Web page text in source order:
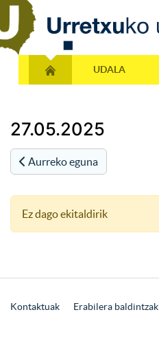
UDALA
27.05.2025
Aurreko eguna
Ez dago ekitaldirik
Kontaktuak Erabilera baldintzak